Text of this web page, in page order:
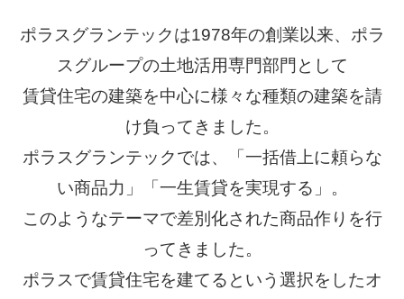
商品ラインナップ
事例紹介
ニュース・イベント
テクノロジー
アフターサポート
会社概要
採用情報
サイトマップ
ポラスグランテックは1978年の創業以来、ポラ
スグループの土地活用専門部門として
賃貸住宅の建築を中心に様々な種類の建築を請
け負ってきました。
ポラスグランテックでは、「一括借上に頼らな
い商品力」「一生賃貸を実現する」。
このようなテーマで差別化された商品作りを行
ってきました。
ポラスで賃貸住宅を建てるという選択をしたオ